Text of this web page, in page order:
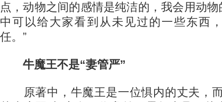
点，动物之间的感情是纯洁的，我会用动
中可以给大家看到从未见过的一些东西
任。”
牛魔王不是“妻管严”
原著中，牛魔王是一位惧内的丈夫，而